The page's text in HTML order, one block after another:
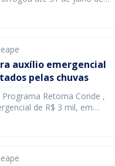
e Declaração de
auxílio emergencial
pelas chuvas
Retoma Conde ,
de R$ 3 mil, em
produtores rurais,